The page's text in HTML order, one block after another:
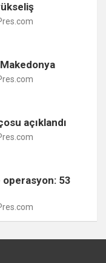
açıklandı
operasyon: 53